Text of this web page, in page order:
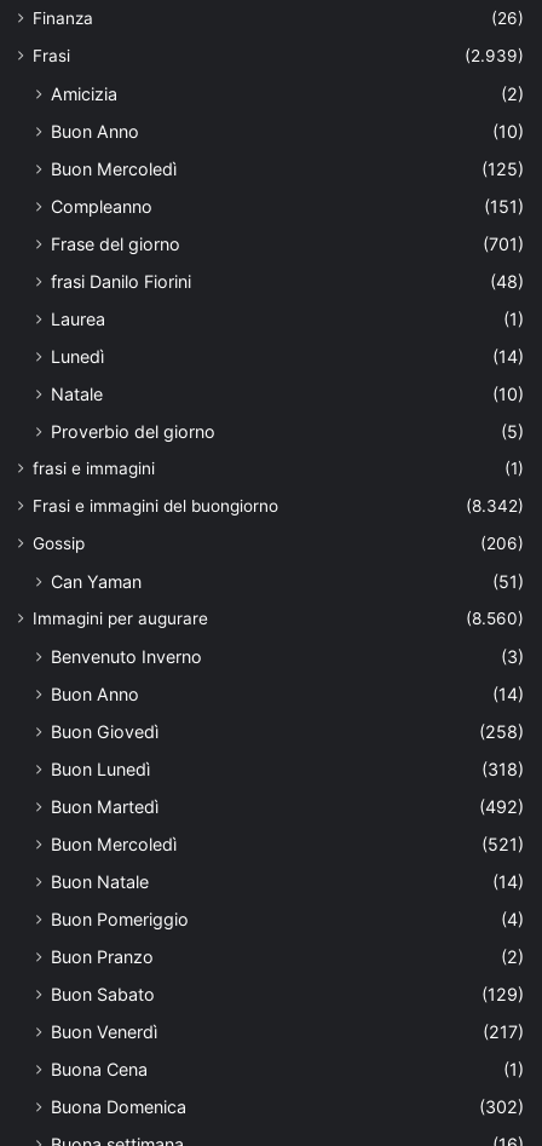
Finanza
(26)
Frasi
(2.939)
Amicizia
(2)
Buon Anno
(10)
Buon Mercoledì
(125)
Compleanno
(151)
Frase del giorno
(701)
frasi Danilo Fiorini
(48)
Laurea
(1)
Lunedì
(14)
Natale
(10)
Proverbio del giorno
(5)
frasi e immagini
(1)
Frasi e immagini del buongiorno
(8.342)
Gossip
(206)
Can Yaman (51)
Immagini per augurare (8.560)
Benvenuto Inverno
(3)
Buon Anno
(14)
Buon Giovedì
(258)
Buon Lunedì
(318)
Buon Martedì
(492)
Buon Mercoledì
(521)
Buon Natale
(14)
Buon Pomeriggio
(4)
Buon Pranzo
(2)
Buon Sabato
(129)
Buon Venerdì
(217)
Buona Cena
(1)
Buona Domenica
(302)